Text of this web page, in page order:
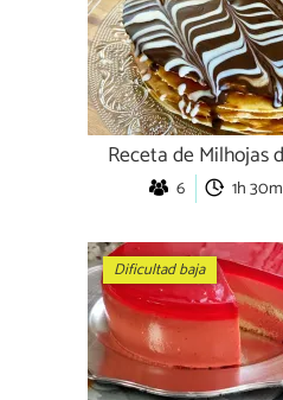
Receta de Milhojas
6 1h 30m
Dificultad baja